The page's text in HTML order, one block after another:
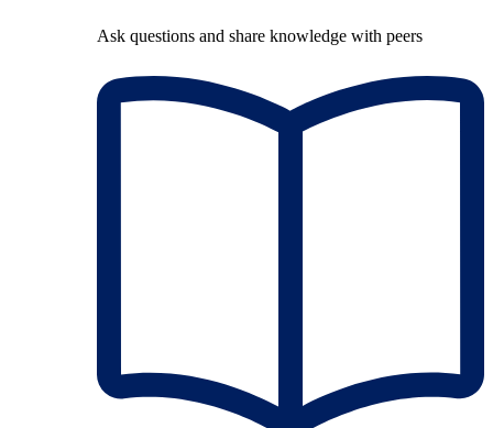
Ask questions and share knowledge with peers